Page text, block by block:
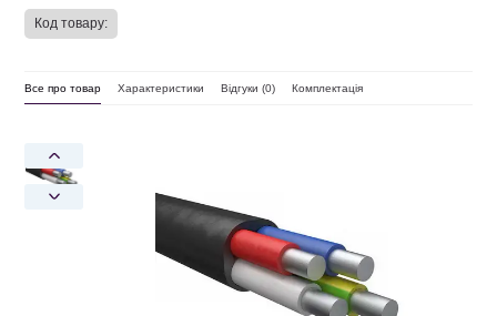
Код товару:
Все про товар Характеристики Відгуки (0) Комплектація